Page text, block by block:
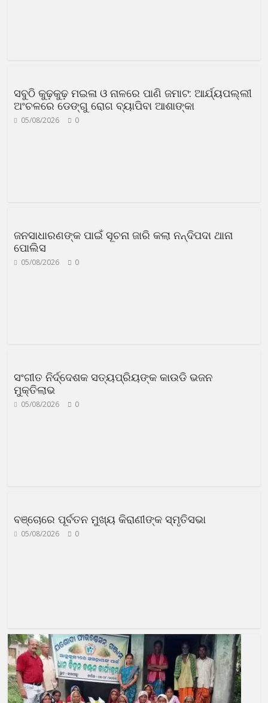
ସବୁଠି କୁଢ଼କୁଢ଼ ମଇଳା ଓ ନାଳରେ ପାଣି ଜମାଟ: ଆର୍ଯ୍ୟପଲ୍ଲୀ
ଅଂଚଳରେ ଡେଙ୍ଗୁ ରୋଗ ବ୍ୟାପିବା ଆଶାଙ୍କା
05/08/2026 0
ଜନସାଧାରଣଙ୍କ ପାଇଁ ସୂଚନା ଜାରି କଲା ନନ୍ଦିପଦା ଥାନା
ପୋଲିସ
05/08/2026 0
ସଂଗୀତ ନିର୍ଦ୍ଦେଶକ ସତ୍ୟପ୍ରିୟଙ୍କ କାଉଡି ଭଜନ
ମୁକ୍ତିଲାଭ
05/08/2026 0
ବଞ୍ଚୋରେ ପୂର୍ବତନ ମୁଖ୍ୟ କିରାଣୀଙ୍କ ସ୍ମୃତିସଭା
05/08/2026 0